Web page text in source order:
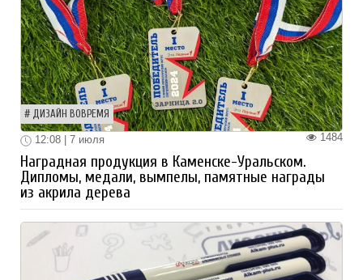
ДИЗАЙН ВОВРЕМЯ
1484
12:08 | 7 июля
Наградная продукция в Каменске-Уральском.
Дипломы, медали, вымпелы, памятные награды
из акрила дерева